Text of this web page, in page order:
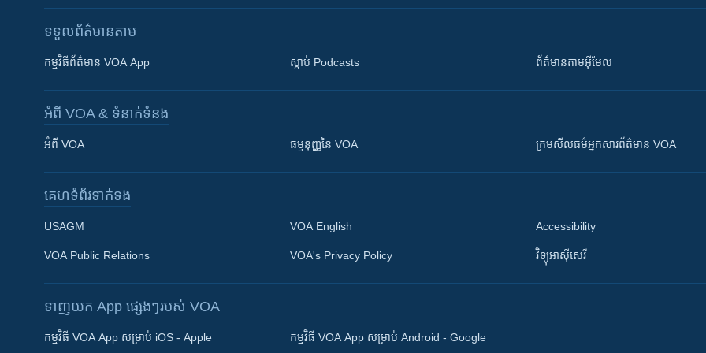
Khmer English
ទទួល​ព័ត៌មាន​តាម
កម្មវិធី​ព័ត៌មាន VOA App ស្តាប់ Podcasts ព័ត៌មាន​តាម​អ៊ីមែល
អំពី​ VOA & ទំនាក់ទំនង
អំពី​ VOA ធម្មនុញ្ញ​នៃ VOA ក្រម​​​សីលធម៌​​​អ្នក​​​សារព័ត៌មាន VOA
គេហទំព័រ​​ទាក់ទង
USAGM
VOA Public Relations
VOA English
VOA's Privacy Policy
Accessibility
វិទ្យុ​អាស៊ី​សេរី
ទាញយក​ App ផ្សេងៗ​របស់​ VOA
កម្មវិធី​ VOA App សម្រាប់ iOS - Apple កម្មវិធី​ VOA App សម្រាប់ Android - Google